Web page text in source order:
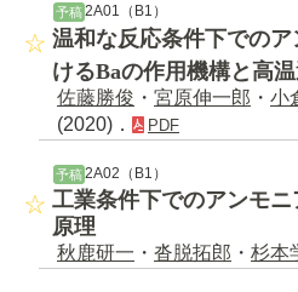
予稿 2A01（B1）
温和な反応条件下での
けるBaの作用機構と高
佐藤勝俊 ・ 宮原伸一郎 ・ 小
(2020)．
PDF
予稿 2A02（B1）
工業条件下でのアンモ
原理
秋鹿研一 ・ 沓脱拓郎 ・ 杉本